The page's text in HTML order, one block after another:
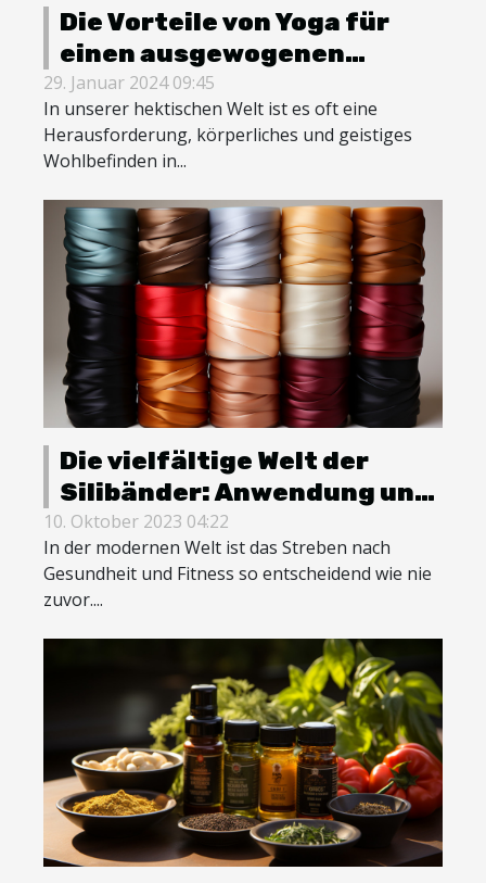
Die Vorteile von Yoga für
einen ausgewogenen
Lebensstil
29. Januar 2024 09:45
In unserer hektischen Welt ist es oft eine
Herausforderung, körperliches und geistiges
Wohlbefinden in...
Die vielfältige Welt der
Silibänder: Anwendung und
Nutzen
10. Oktober 2023 04:22
In der modernen Welt ist das Streben nach
Gesundheit und Fitness so entscheidend wie nie
zuvor....